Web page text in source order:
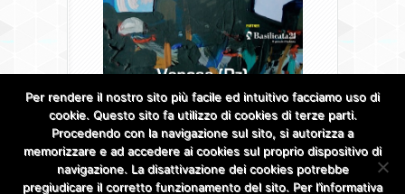
Per rendere il nostro sito più facile ed intuitivo facciamo uso di
cookie. Questo sito fa utilizzo di cookies di terze parti.
Procedendo con la navigazione sul sito, si autorizza a
memorizzare e ad accedere ai cookies sul proprio dispositivo di
navigazione. La disattivazione dei cookies potrebbe
pregiudicare il corretto funzionamento del sito. Per l’informativa